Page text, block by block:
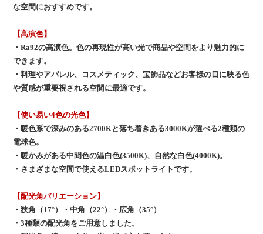
な空間におすすめです。
【高演色】
・Ra92の高演色。色の再現性が高い光で商品や空間をより魅力的に
できます。
・料理やアパレル、コスメティック、宝飾品などお客様の目に映る色
や質感が重要視される空間に最適です。
【使い易い4色の光色】
・暖色系で深みのある2700Kと落ち着きある3000Kが選べる2種類の
電球色。
・暖かみがある中間色の温白色(3500K)、自然な白色(4000K)。
・さまざまな空間で使えるLEDスポットライトです。
【配光角バリエーション】
・狭角（17°）・中角（22°）・広角（35°）
・3種類の配光角をご用意しました。